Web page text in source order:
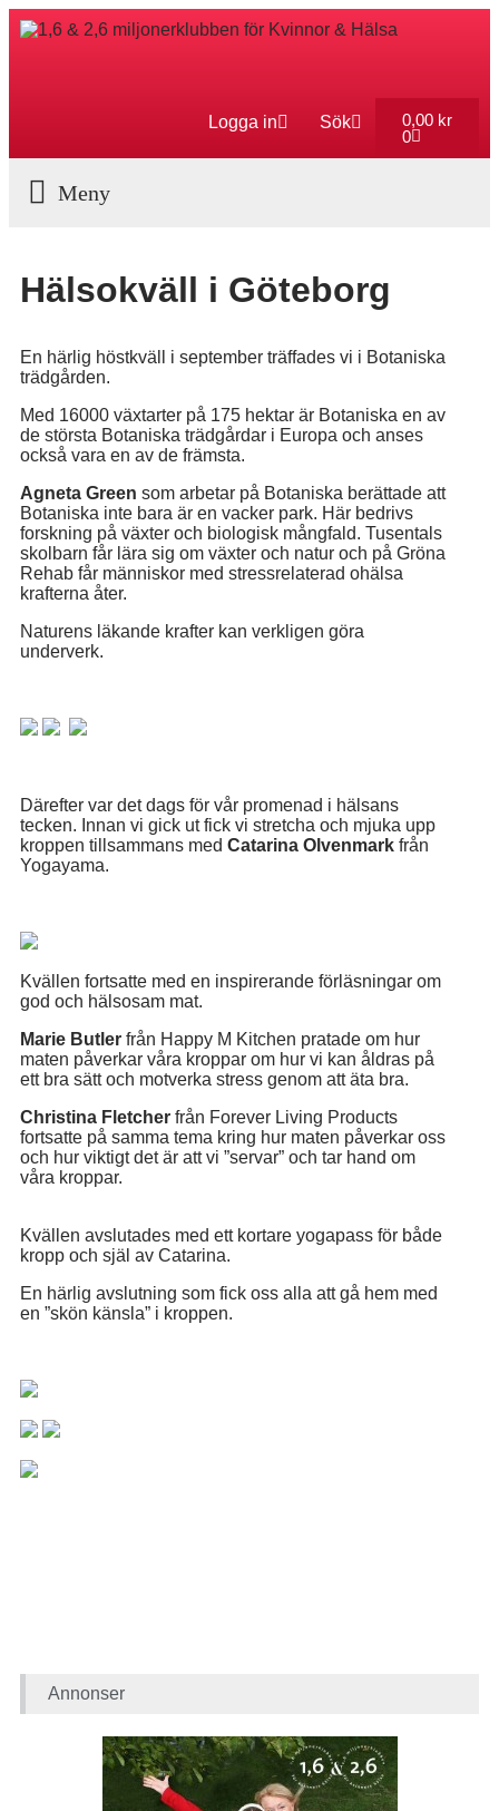
Logga in Sök 0,00 kr
0
Hälsokväll i Göteborg
En härlig höstkväll i september träffades vi i Botaniska
trädgården.
Med 16000 växtarter på 175 hektar är Botaniska en av
de största Botaniska trädgårdar i Europa och anses
också vara en av de främsta.
Agneta Green som arbetar på Botaniska berättade att
Botaniska inte bara är en vacker park. Här bedrivs
forskning på växter och biologisk mångfald. Tusentals
skolbarn får lära sig om växter och natur och på Gröna
Rehab får människor med stressrelaterad ohälsa
krafterna åter.
Naturens läkande krafter kan verkligen göra
underverk.
Därefter var det dags för vår promenad i hälsans
tecken. Innan vi gick ut fick vi stretcha och mjuka upp
kroppen tillsammans med Catarina Olvenmark från
Yogayama.
Kvällen fortsatte med en inspirerande förläsningar om
god och hälsosam mat.
Marie Butler från Happy M Kitchen pratade om hur
maten påverkar våra kroppar om hur vi kan åldras på
ett bra sätt och motverka stress genom att äta bra.
Christina Fletcher från Forever Living Products
fortsatte på samma tema kring hur maten påverkar oss
och hur viktigt det är att vi ”servar” och tar hand om
våra kroppar.
Kvällen avslutades med ett kortare yogapass för både
kropp och själ av Catarina.
En härlig avslutning som fick oss alla att gå hem med
en ”skön känsla” i kroppen.
Annonser